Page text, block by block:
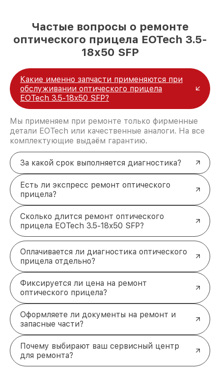
Частые вопросы о ремонте
оптического прицела EOTech 3.5-
18x50 SFP
Какие именно запчасти применяются при
обслуживании оптического прицела
EOTech 3.5-18x50 SFP?
Мы применяем при ремонте только фирменные
детали EOTech или качественные аналоги. На все
комплектующие выдаём гарантию.
За какой срок выполняется диагностика?
Есть ли экспресс ремонт оптического
прицела?
Сколько длится ремонт оптического
прицела EOTech 3.5-18x50 SFP?
Оплачивается ли диагностика оптического
прицела отдельно?
Фиксируется ли цена на ремонт
оптического прицела?
Оформляете ли документы на ремонт и
запасные части?
Почему выбирают ваш сервисный центр
для ремонта?